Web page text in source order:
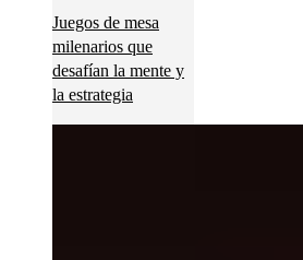
Juegos de mesa
milenarios que
desafían la mente y
la estrategia